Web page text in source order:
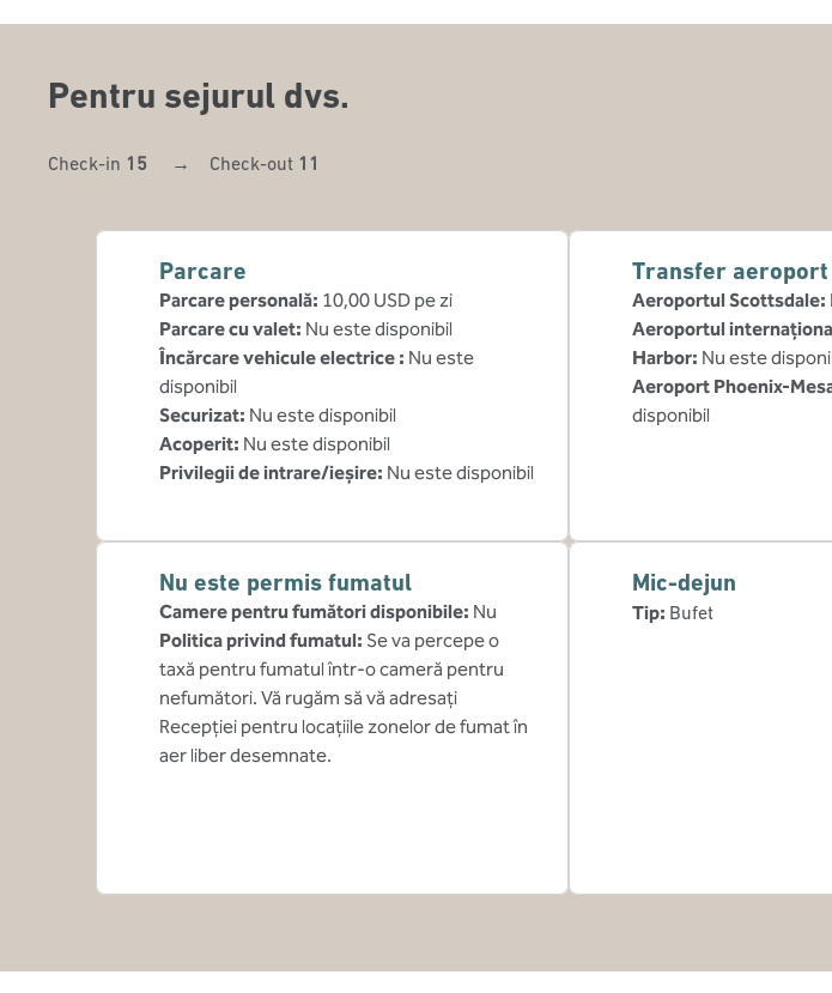
Pentru sejurul dvs.
Check-in 15 → Check-out 11
Parcare
Parcare personală: 10,00 USD pe zi
Parcare cu valet: Nu este disponibil
Încărcare vehicule electrice : Nu este
disponibil
Securizat: Nu este disponibil
Acoperit: Nu este disponibil
Privilegii de intrare/ieșire: Nu este disponibil
Transfer aeroport
Aeroportul Scottsdale:
Aeroportul
Harbor: Nu este
Aeroport Phoenix-
disponibil
Nu este permis fumatul
Camere pentru fumători disponibile: Nu
Politica privind fumatul: Se va percepe o
taxă pentru fumatul într-o cameră pentru
nefumători. Vă rugăm să vă adresați
Recepției pentru locațiile zonelor de fumat în
aer liber desemnate.
Mic-dejun
Tip: Bufet